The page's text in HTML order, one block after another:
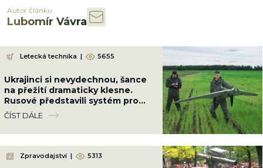
Autor článku
Lubomír Vávra
Letecká technika | 5655
Ukrajinci si nevydechnou, šance
na přežití dramaticky klesne.
Rusové představili systém pro
útoky dronů v rojích
ČÍST DÁLE
Zpravodajství | 5313